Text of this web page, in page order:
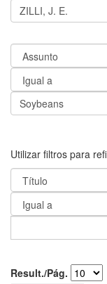
Utilizar filtros para
Result./Pág.